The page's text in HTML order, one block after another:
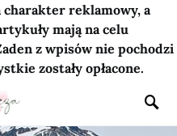
charakter reklamowy, a
mają na celu
z wpisów nie pochodzi
zostały opłacone.